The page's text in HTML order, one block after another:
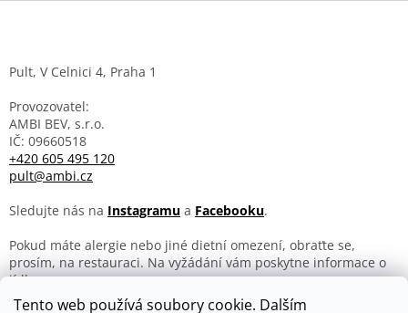
Tento web používá soubory cookie. Dalším
Z
Pult, V Celnici 4, Praha 1
Provozovatel:
AMBI BEV, s.r.o.
IČ: 09660518
+420 605 495 120
pult@ambi.cz
Sledujte nás na Instagramu a Facebooku.
Pokud máte alergie nebo jiné dietní omezení, obraťte se,
prosím, na restauraci. Na vyžádání vám poskytne informace o
jídle.